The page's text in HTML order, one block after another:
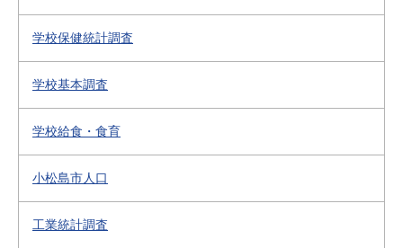
学校保健統計調査
学校基本調査
学校給食・食育
小松島市人口
工業統計調査